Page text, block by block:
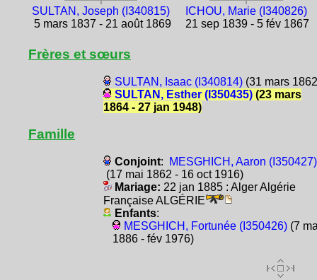
SULTAN, Joseph (I340815)
5 mars 1837 - 21 août 1869
ICHOU, Marie (I340826)
21 sep 1839 - 5 fév 1867
Frères et sœurs
SULTAN, Isaac (I340814)(31 mars
SULTAN, Esther (I350435)(23 mars
1864 - 27 jan 1948)
Famille
Conjoint:
MESGHICH, Aaron (I350427)
(17 mai 1862 - 16 oct 1916)
Mariage: 22 jan 1885 : Alger Algérie
Française ALGÉRIE
Enfants:
MESGHICH, Fortunée (I350426)(7
1886 - fév 1976)